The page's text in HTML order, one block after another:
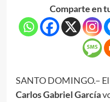
Comparte en
SANTO DOMINGO.–
Carlos Gabriel García